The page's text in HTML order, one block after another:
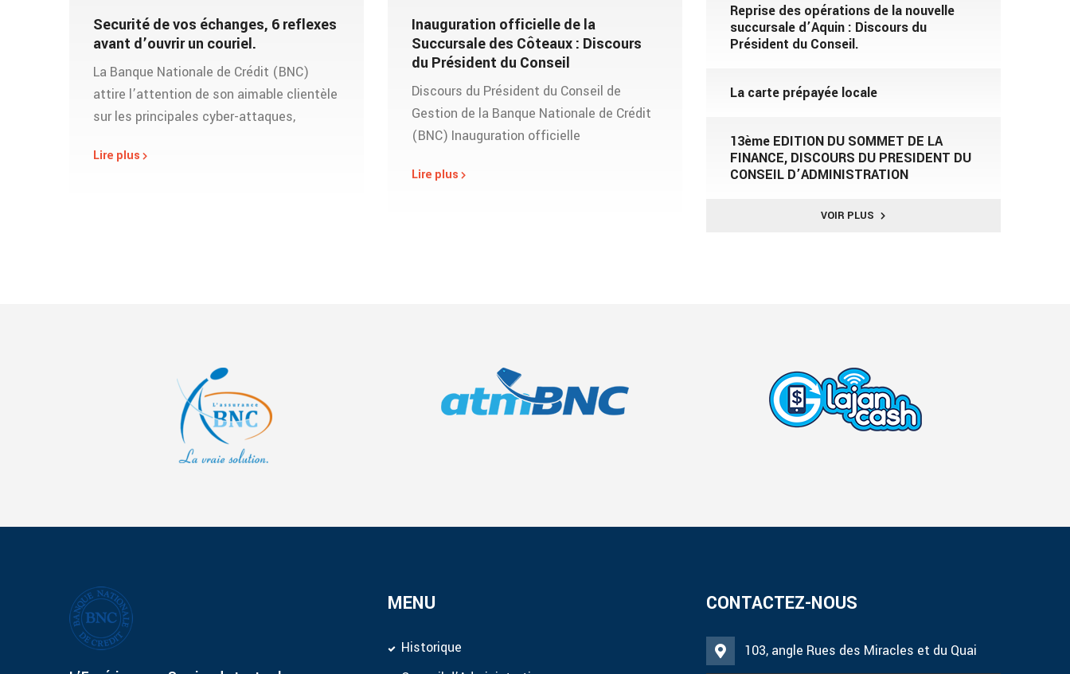
Securité de vos échanges, 6 reflexes
avant d’ouvrir un couriel.
La Banque Nationale de Crédit (BNC)
attire l’attention de son aimable clientèle
sur les principales cyber-attaques,
Lire plus
Inauguration officielle de la
Succursale des Côteaux : Discours
du Président du Conseil
Discours du Président du Conseil de
Gestion de la Banque Nationale de Crédit
(BNC) Inauguration officielle
Lire plus
Reprise des opérations de la nouvelle
succursale d’Aquin : Discours du
Président du Conseil.
La carte prépayée locale
13ème EDITION DU SOMMET DE LA
FINANCE, DISCOURS DU PRESIDENT DU
CONSEIL D’ADMINISTRATION
VOIR PLUS
MENU
Historique
CONTACTEZ-NOUS
103, angle Rues des Miracles et du Quai